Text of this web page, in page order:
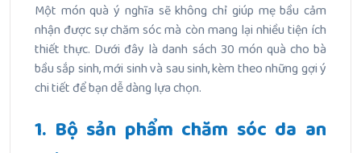
Một món quà ý nghĩa sẽ không chỉ giúp mẹ bầu cảm
nhận được sự chăm sóc mà còn mang lại nhiều tiện ích
thiết thực. Dưới đây là danh sách 30 món quà cho bà
bầu sắp sinh, mới sinh và sau sinh, kèm theo những gợi ý
chi tiết để bạn dễ dàng lựa chọn.
1. Bộ sản phẩm chăm sóc da an